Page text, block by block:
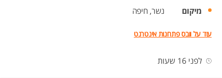
מיקום
נשר, חיפה
עוד על וובס פתרונות אינטרנט
לפני 16 שעות